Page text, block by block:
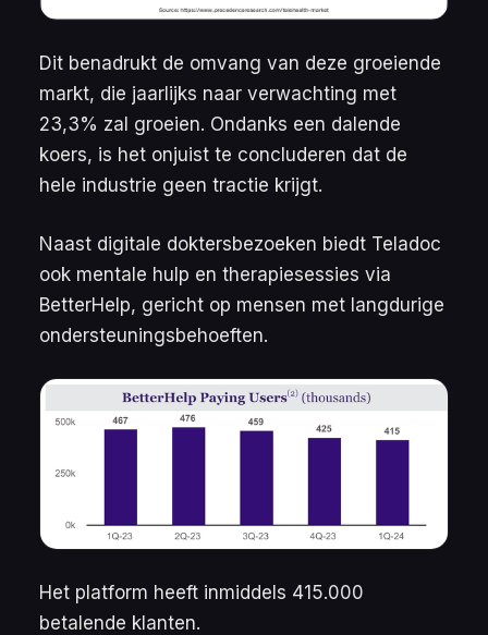
Dit benadrukt de omvang van deze groeiende
markt, die jaarlijks naar verwachting met
23,3% zal groeien. Ondanks een dalende
koers, is het onjuist te concluderen dat de
hele industrie geen tractie krijgt.
Naast digitale doktersbezoeken biedt Teladoc
ook mentale hulp en therapiesessies via
BetterHelp, gericht op mensen met langdurige
ondersteuningsbehoeften.
Het platform heeft inmiddels 415.000
betalende klanten.